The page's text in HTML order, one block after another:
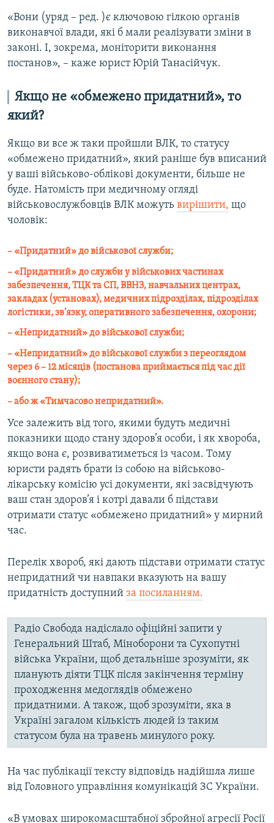
«Вони (уряд – ред. )є ключовою гілкою органів
виконавчої влади, які б мали реалізувати зміни в
законі. І, зокрема, моніторити виконання
постанов», – каже юрист Юрій Танасійчук.
Якщо не «обмежено придатний», то
який?
Якщо ви все ж таки пройшли ВЛК, то статусу
«обмежено придатний», який раніше був вписаний
у ваші військово-облікові документи, більше не
буде. Натомість при медичному огляді
військовослужбовців ВЛК можуть вирішити, що
чоловік:
– «Придатний» до військової служби;
– «Придатний» до служби у військових частинах
забезпечення, ТЦК та СП, ВВНЗ, навчальних центрах,
закладах (установах), медичних підрозділах, підрозділах
логістики, зв’язку, оперативного забезпечення, охорони;
– «Непридатний» до військової служби;
– «Непридатний» до військової служби з переоглядом
через 6 – 12 місяців (постанова приймається під час дії
воєнного стану);
– або ж «Тимчасово непридатний».
Усе залежить від того, якими будуть медичні
показники щодо стану здоров’я особи, і як хвороба,
якщо вона є, розвиватиметься із часом. Тому
юристи радять брати із собою на військово-
лікарську комісію усі документи, які засвідчують
ваш стан здоров’я і котрі давали б підстави
отримати статус «обмежено придатний» у мирний
час.
Перелік хвороб, які дають підстави отримати статус
непридатний чи навпаки вказують на вашу
придатність доступний за посиланням.
Радіо Свобода надіслало офіційні запити у
Генеральний Штаб, Міноборони та Сухопутні
війська України, щоб детальніше зрозуміти, як
планують діяти ТЦК після закінчення терміну
проходження медоглядів обмежено
придатними. А також, щоб зрозуміти, яка в
Україні загалом кількість людей із таким
статусом була на травень минулого року.
На час публікації тексту відповідь надійшла лише
від Головного управління комунікацій ЗС України.
«В умовах широкомасштабної збройної агресії Росії